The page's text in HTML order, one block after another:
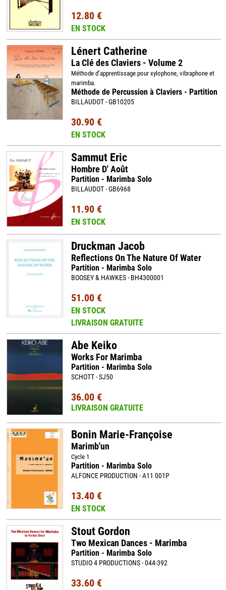
12.80 €
EN STOCK
Lénert Catherine
La Clé des Claviers - Volume 2
Méthode d’apprentissage pour xylophone, vibraphone et
marimba.
Méthode de Percussion à Claviers - Partition
BILLAUDOT - GB10205
30.90 €
EN STOCK
Sammut Eric
Hombre D' Août
Partition - Marimba Solo
BILLAUDOT - GB6968
11.90 €
EN STOCK
Druckman Jacob
Reflections On The Nature Of Water
Partition - Marimba Solo
BOOSEY & HAWKES - BH4300001
51.00 €
EN STOCK
LIVRAISON GRATUITE
Abe Keiko
Works For Marimba
Partition - Marimba Solo
SCHOTT - SJ50
36.00 €
LIVRAISON GRATUITE
Bonin Marie-Françoise
Marimb'un
Cycle 1
Partition - Marimba Solo
ALFONCE PRODUCTION - A11 001P
13.40 €
EN STOCK
Stout Gordon
Two Mexican Dances - Marimba
Partition - Marimba Solo
STUDIO 4 PRODUCTIONS - 044-392
33.60 €